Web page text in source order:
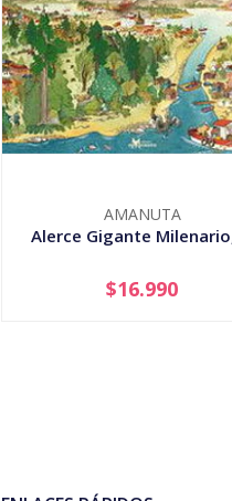
AMANUTA
Alerce Gigante
+
$16.990